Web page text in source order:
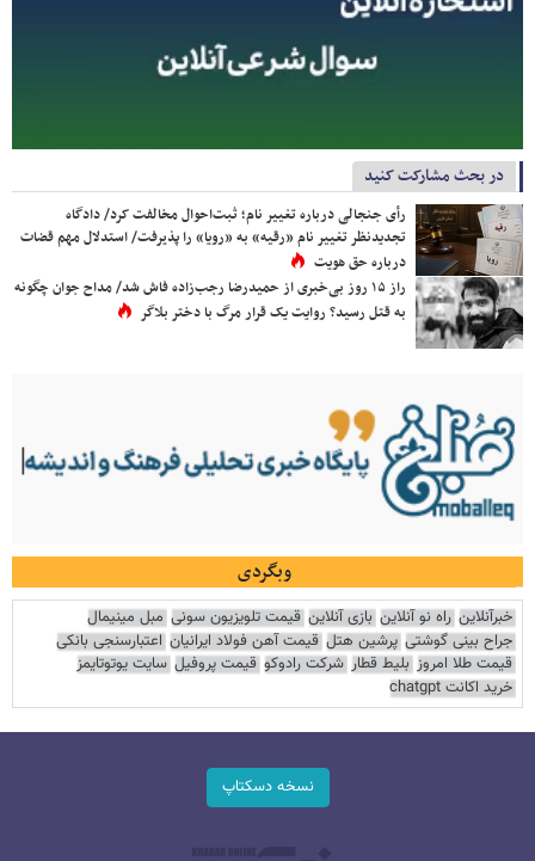
در بحث مشارکت کنید
رأی جنجالی درباره تغییر نام؛ ثبت‌احوال مخالفت کرد/ دادگاه
تجدیدنظر تغییر نام «رقیه» به «رویا» را پذیرفت/ استدلال مهم قضات
درباره حق هویت
راز ۱۵ روز بی‌خبری از حمیدرضا رجب‌زاده فاش شد/ مداح جوان چگونه
به قتل رسید؟ روایت یک قرار مرگ با دختر بلاگر
وبگردی
خبرآنلاین راه نو آنلاین بازی آنلاین قیمت تلویزیون سونی مبل مینیمال
جراح بینی گوشتی پرشین هتل قیمت آهن فولاد ایرانیان اعتبارسنجی بانکی
قیمت طلا امروز بلیط قطار شرکت رادوکو قیمت پروفیل سایت یوتوتایمز
خرید اکانت chatgpt
نسخه دسکتاپ